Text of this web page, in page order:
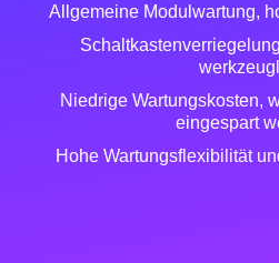
Allgemeine Modulwartung,
Niedrige Wartungskosten,
eingespart
Hohe Wartungsflexibilität